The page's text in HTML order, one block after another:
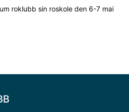
roklubb sin roskole den 6-7 mai